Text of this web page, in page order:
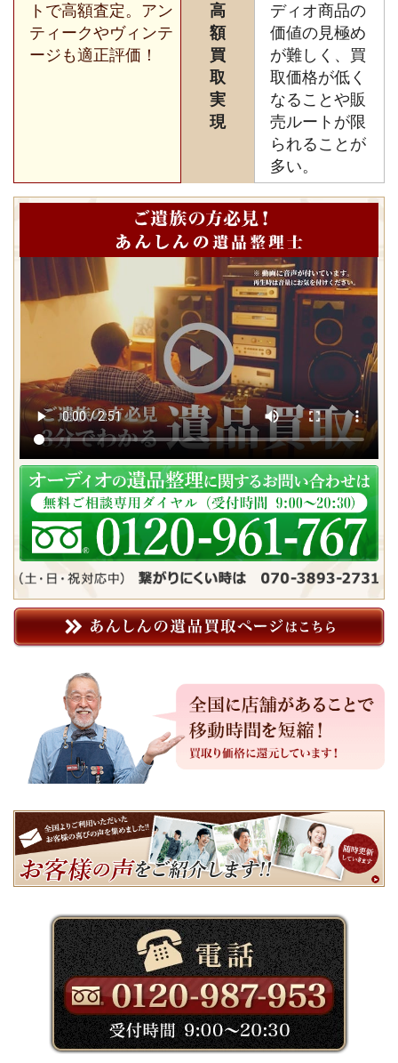
トで高額査定。アン
ティークやヴィンテ
ージも適正評価！
高
額
買
取
実
現
ディオ商品の
価値の見極め
が難しく、買
取価格が低く
なることや販
売ルートが限
られることが
多い。